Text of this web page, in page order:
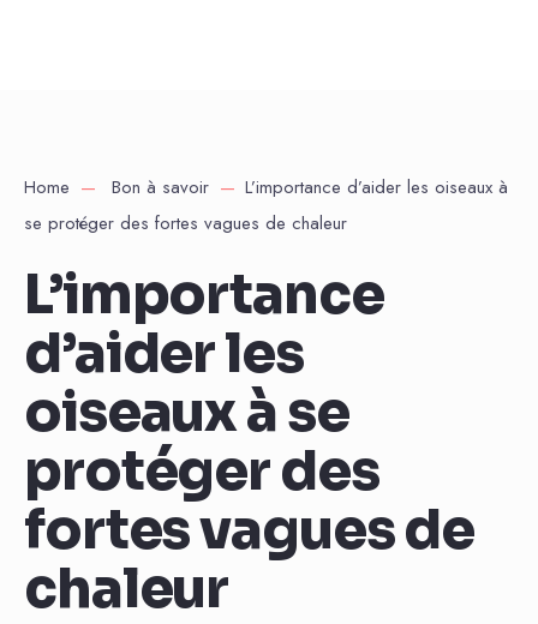
Home Bon à savoir
L’importance d’aider les oiseaux à
se protéger des fortes vagues de chaleur
L’importance
d’aider les
oiseaux à se
protéger des
fortes vagues de
chaleur